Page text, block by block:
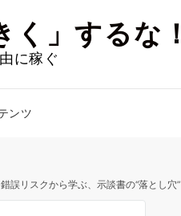
く」するな！
に稼ぐ
ンツ
誤リスクから学ぶ、示談書の“落とし穴”